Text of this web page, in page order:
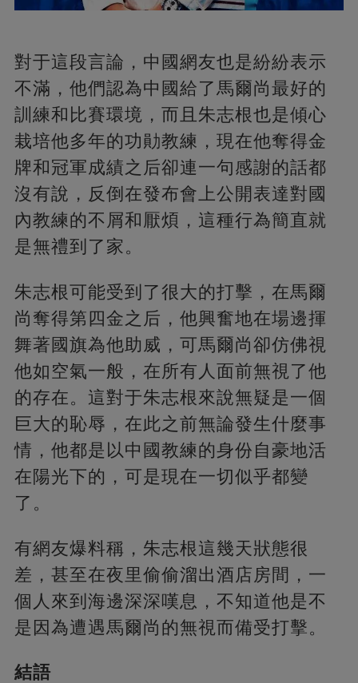
對于這段言論，中國網友也是紛紛表示
不滿，他們認為中國給了馬爾尚最好的
訓練和比賽環境，而且朱志根也是傾心
栽培他多年的功勛教練，現在他奪得金
牌和冠軍成績之后卻連一句感謝的話都
沒有說，反倒在發布會上公開表達對國
內教練的不屑和厭煩，這種行為簡直就
是無禮到了家。
朱志根可能受到了很大的打擊，在馬爾
尚奪得第四金之后，他興奮地在場邊揮
舞著國旗為他助威，可馬爾尚卻仿佛視
他如空氣一般，在所有人面前無視了他
的存在。這對于朱志根來說無疑是一個
巨大的恥辱，在此之前無論發生什麼事
情，他都是以中國教練的身份自豪地活
在陽光下的，可是現在一切似乎都變
了。
有網友爆料稱，朱志根這幾天狀態很
差，甚至在夜里偷偷溜出酒店房間，一
個人來到海邊深深嘆息，不知道他是不
是因為遭遇馬爾尚的無視而備受打擊。
結語